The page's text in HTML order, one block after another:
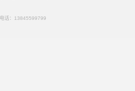
电话： 13845599799